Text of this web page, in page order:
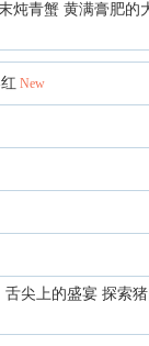
炖青蟹 黄满膏肥的
New
舌尖上的盛宴 探索